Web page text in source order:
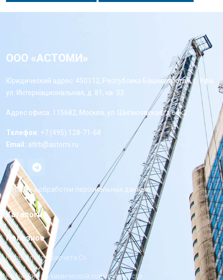
ООО «АСТОМИ»
Юридический адрес: 450112, Республика Башкортостан, г. Уфа,
ул. Интернациональная, д. 81, кв. 33
Адрес офиса: 115682, Москва, ул. Шипиловская, д 64к2
Телефон: +7 (495) 128-71-68
Email: atlrb@astomi.ru
Политика обработки персональных данных
Каталоги
Полезное
Калькулятор расчета Cv
Калькулятор химической совместимости